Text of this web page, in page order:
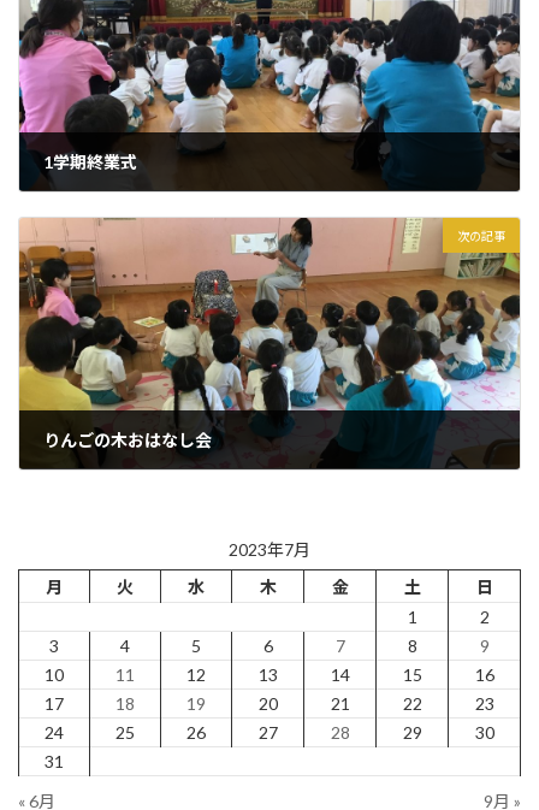
1学期終業式
次の記事
りんごの木おはなし会
2023年7月
月
火 水 木 金 土
日
1
2
3
4 5 6 7 8
9
10
11 12 13 14 15
16
17
18 19 20 21 22
23
24
25 26 27 28 29
30
31
« 6月
9月 »